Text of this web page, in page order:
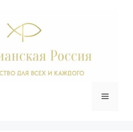
Меню